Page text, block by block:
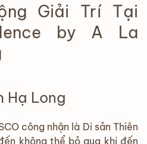
Giải Trí Tại
by A La
Hạ Long
công nhận là Di sản Thiên
không thể bỏ qua khi đến